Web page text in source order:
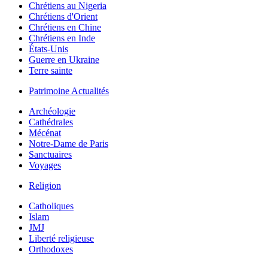
Chrétiens au Nigeria
Chrétiens d'Orient
Chrétiens en Chine
Chrétiens en Inde
États-Unis
Guerre en Ukraine
Terre sainte
Patrimoine Actualités
Archéologie
Cathédrales
Mécénat
Notre-Dame de Paris
Sanctuaires
Voyages
Religion
Catholiques
Islam
JMJ
Liberté religieuse
Orthodoxes